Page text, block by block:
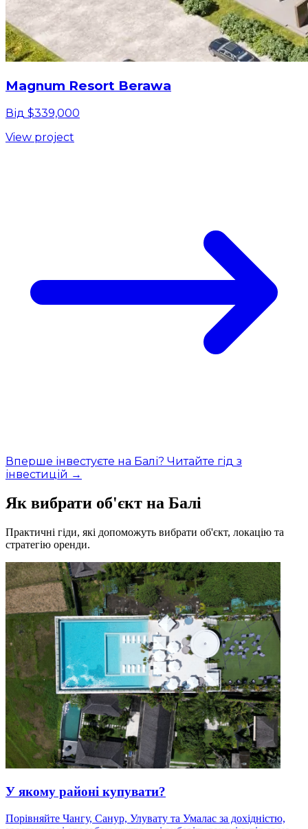
Magnum Resort Berawa
Від $339,000
View project
Вперше інвестуєте на Балі? Читайте гід з
інвестицій →
Як вибрати об'єкт на Балі
Практичні гіди, які допоможуть вибрати об'єкт, локацію та
стратегію оренди.
У якому районі купувати?
Порівняйте Чангу, Санур, Улувату та Умалас за дохідністю,